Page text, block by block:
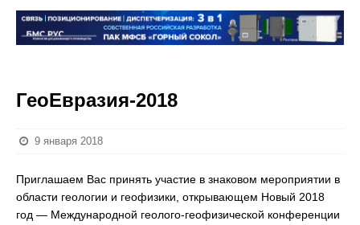
ГеоЕвразия-2018
9 января 2018
Приглашаем Вас принять участие в знаковом мероприятии в
области геологии и геофизики, открывающем Новый 2018
год — Международной геолого-геофизической конференции